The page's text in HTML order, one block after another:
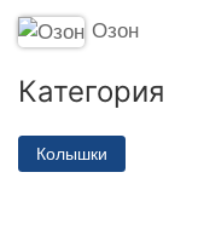
Озон
Категория
Колышки